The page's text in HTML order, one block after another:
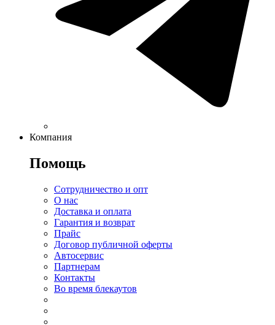
Компания
Помощь
Сотрудничество и опт
О нас
Доставка и оплата
Гарантия и возврат
Прайс
Договор публичной оферты
Автосервис
Партнерам
Контакты
Во время блекаутов